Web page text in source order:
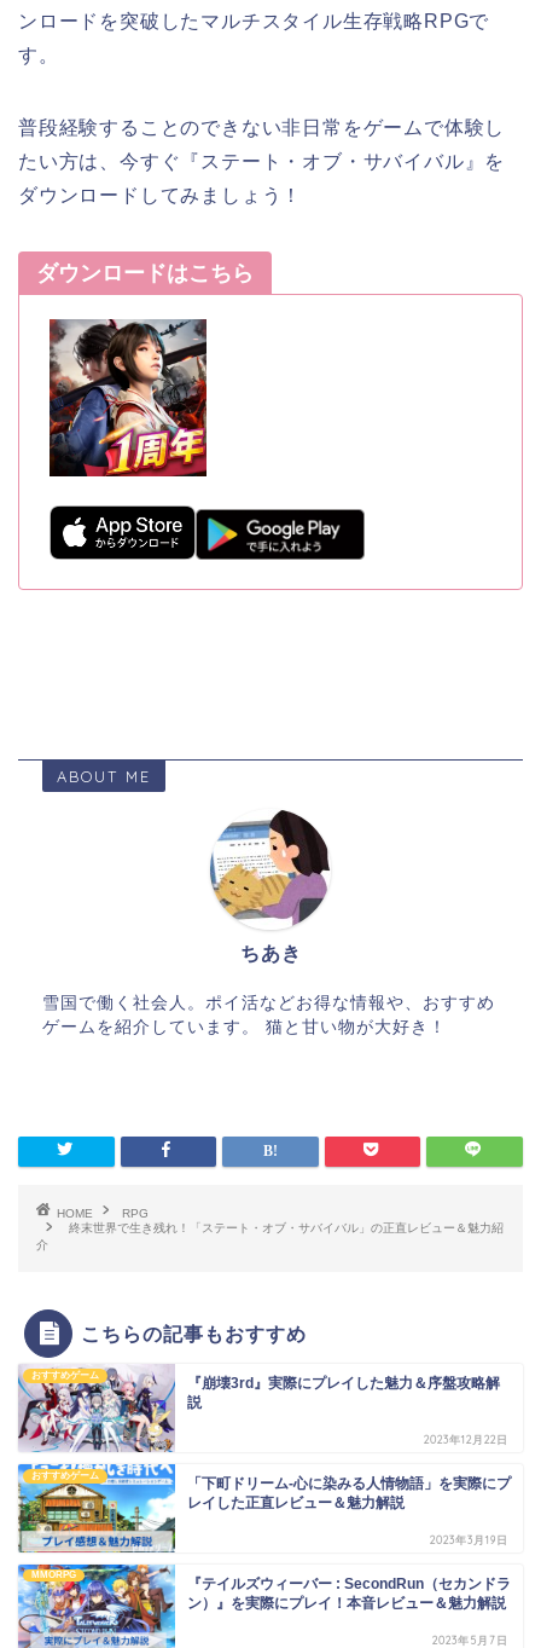
ンロードを突破したマルチスタイル生存戦略RPGで
す。
普段経験することのできない非日常をゲームで体験し
たい方は、今すぐ 『ステート・オブ・サバイバル』を
ダウンロードしてみましょう！
ダウンロードはこちら
ABOUT ME
ちあき
雪国で働く社会人。ポイ活などお得な情報や、おすすめ
ゲームを紹介しています。 猫と甘い物が大好き！
HOME
RPG
終末世界で生き残れ！「ステート・オブ・サバイバル」の正直レビュー＆魅力紹
介
こちらの記事もおすすめ
おすすめゲーム
『崩壊3rd』実際にプレイした魅力＆序盤攻略解
説
2023年12月22日
おすすめゲーム
「下町ドリーム-心に染みる人情物語」を実際にプ
レイした正直レビュー＆魅力解説
2023年3月19日
MMORPG
『テイルズウィーバー : SecondRun（セカンドラ
ン）』を実際にプレイ！本音レビュー＆魅力解説
2023年5月7日